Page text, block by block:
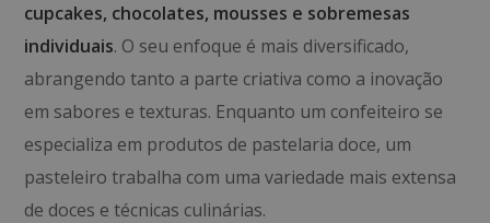
cupcakes, chocolates, mousses e sobremesas
individuais. O seu enfoque é mais diversificado,
abrangendo tanto a parte criativa como a inovação
em sabores e texturas. Enquanto um confeiteiro se
especializa em produtos de pastelaria doce, um
pasteleiro trabalha com uma variedade mais extensa
de doces e técnicas culinárias.